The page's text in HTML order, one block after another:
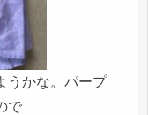
うかな。パープ
で